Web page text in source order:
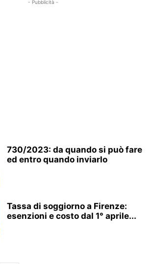
- Pubblicità -
730/2023: da quando si può fare
ed entro quando inviarlo
Tassa di soggiorno a Firenze:
esenzioni e costo dal 1° aprile...